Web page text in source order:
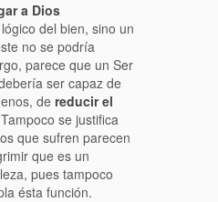
a Dios
del bien, sino un
no se podría
parece que un Ser
ser capaz de
de reducir el
se justifica
que sufren parecen
que es un
pues tampoco
ésta función.